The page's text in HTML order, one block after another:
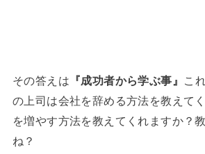
その答えは 『成功者から学ぶ事』
こ
の上司は会社を辞める方法を教えて
を増やす方法を教えてくれますか？
ね？